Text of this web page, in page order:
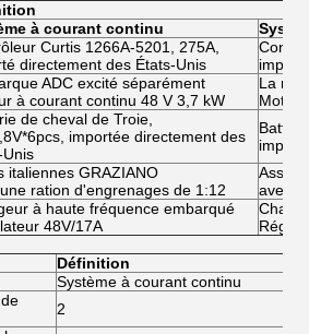
à courant continu
Curtis 1266A-5201, 275A,
directement des États-Unis
ADC excité séparément
à courant continu 48 V 3,7 kW
La
de cheval de Troie,
importée directement des
Unis
italiennes GRAZIANO
ration d'engrenages de 1:12
Asses
avec
à haute fréquence embarqué
48V/17A
Définition
Système à courant continu
2